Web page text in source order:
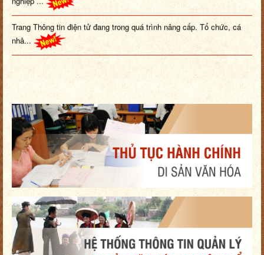
Trang Thông tin điện tử đang trong quá trình nâng cấp. Tổ chức, cá
nhâ...